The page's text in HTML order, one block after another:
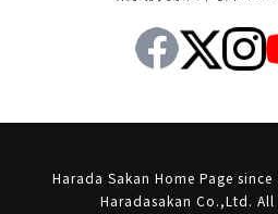
Harada Sakan Home Page
Haradasakan Co.,Ltd. All